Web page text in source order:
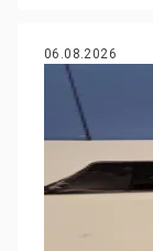
06.08.2026